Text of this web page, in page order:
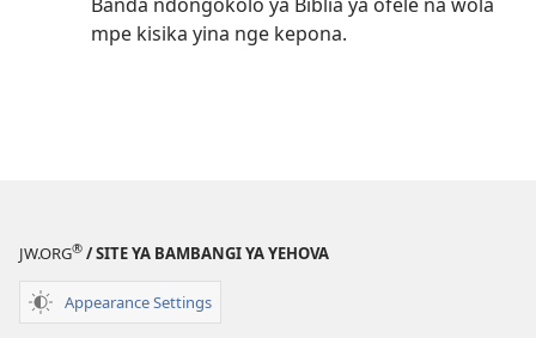
mpe kisika yina nge kepona.
JW.ORG® / SITE YA BAMBANGI YA YEHOVA
Appearance Settings